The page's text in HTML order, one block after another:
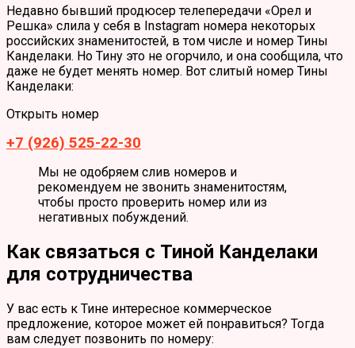
Недавно бывший продюсер телепередачи «Орел и
Решка» слила у себя в Instagram номера некоторых
российских знаменитостей, в том числе и номер Тины
Канделаки. Но Тину это не огорчило, и она сообщила, что
даже не будет менять номер. Вот слитый номер Тины
Канделаки:
Открыть номер
+7 (926) 525-22-30
Мы не одобряем слив номеров и
рекомендуем не звонить знаменитостям,
чтобы просто проверить номер или из
негативных побуждений.
Как связаться с Тиной Канделаки
для сотрудничества
У вас есть к Тине интересное коммерческое
предложение, которое может ей понравиться? Тогда
вам следует позвонить по номеру: